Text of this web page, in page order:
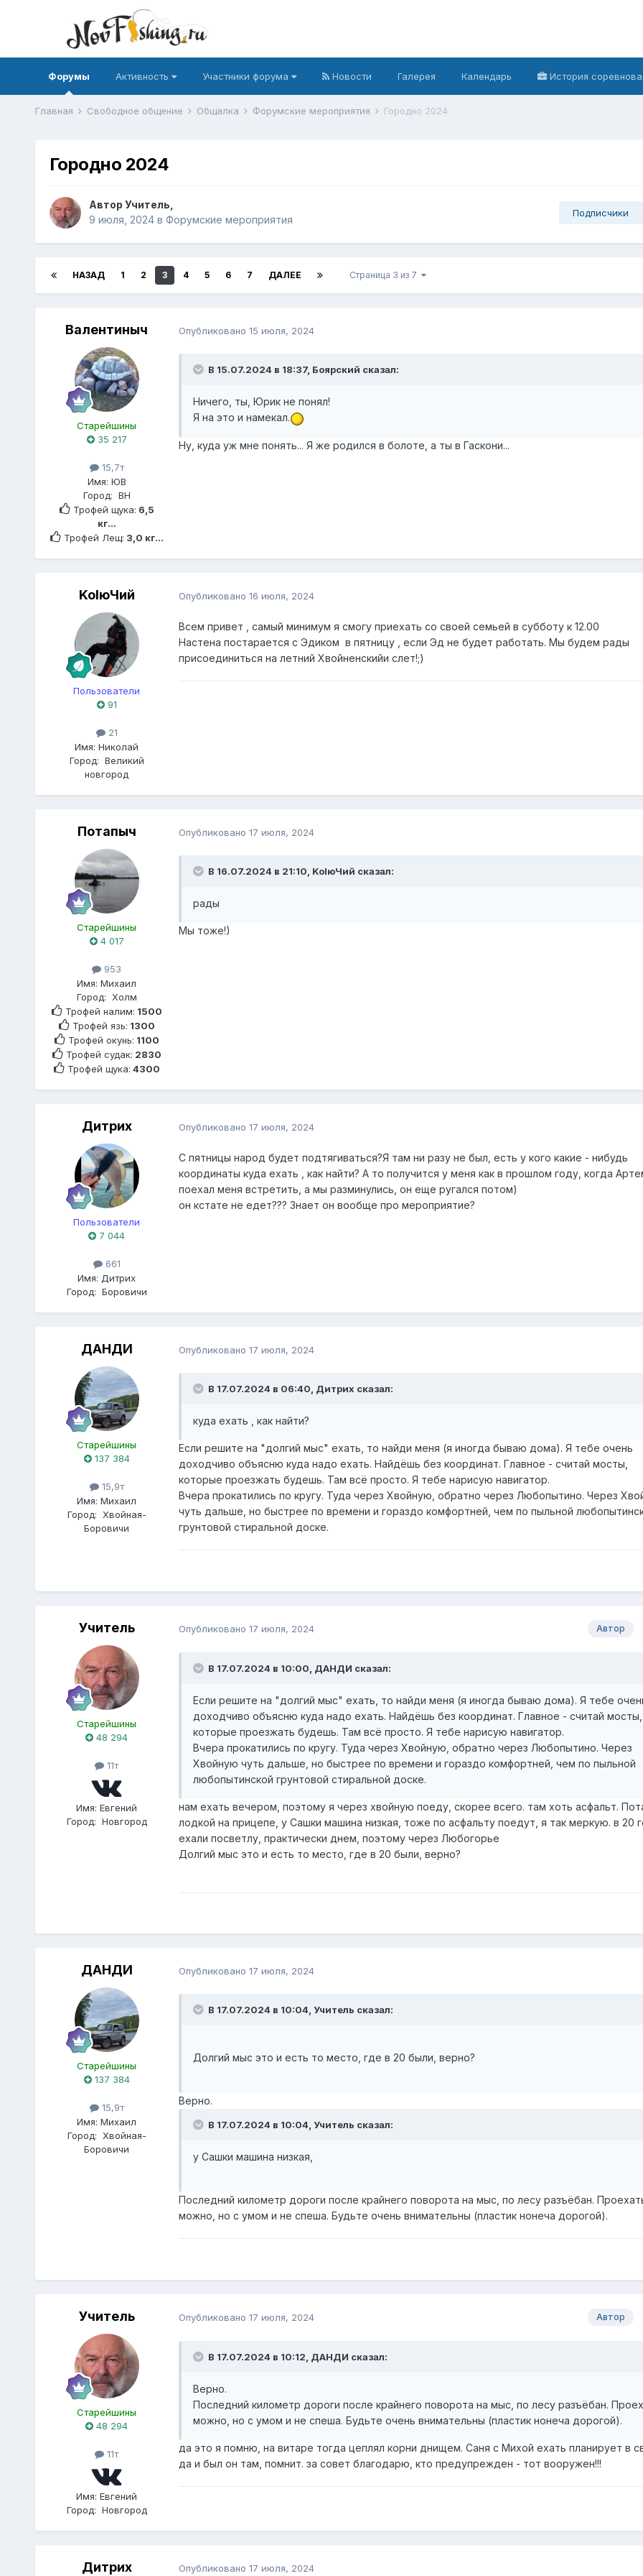
Форумы Активность Участники форума Новости Галерея Календарь История
Главная Свободное общение Общалка Форумские мероприятия Городно 2024
Городно 2024
Автор Учитель
9 июля, 2024в Форумские мероприятия
Подписчики
НАЗАД 1 2 3 4 5 6 7 ДАЛЕЕ Страница 3 из 7
Валентиныч
Старейшины
35 217
15,7т
Имя: ЮВ
Город: ВН
Трофей щука: 6,5
кг...
Трофей Лещ: 3,0 кг...
Опубликовано 15 июля, 2024
В 15.07.2024 в 18:37, Боярский сказал:
Ничего, ты, Юрик не понял!
Я на это и намекал.
Ну, куда уж мне понять... Я же родился в болоте, а ты в Гаскони...
KolюЧий
Пользователи
91
21
Имя:Николай
Город: Великий
новгород
Опубликовано 16 июля, 2024
Всем привет , самый минимум я смогу приехать со своей семьей в субботу к 12.00
Настена постарается с Эдиком в пятницу , если Эд не будет работать. Мы будем рады
присоединиться на летний Хвойненскийи слет!;)
Потапыч
Старейшины
4 017
953
Имя:Михаил
Город: Холм
Трофей налим: 1500
Трофей язь: 1300
Трофей окунь: 1100
Трофей судак: 2830
Трофей щука: 4300
Опубликовано 17 июля, 2024
В 16.07.2024 в 21:10, KolюЧий сказал:
рады
Мы тоже!)
Дитрих
Пользователи
7 044
661
Имя: Дитрих
Город: Боровичи
Опубликовано 17 июля, 2024
С пятницы народ будет подтягиваться?Я там ни разу не был, есть у кого какие - нибудь
координаты куда ехать , как найти? А то получится у меня как в прошлом году, когда
поехал меня встретить, а мы разминулись, он еще ругался потом)
он кстате не едет??? Знает он вообще про мероприятие?
ДАНДИ
Старейшины
137 384
15,9т
Имя:Михаил
Город: Хвойная-
Боровичи
Опубликовано 17 июля, 2024
В 17.07.2024 в 06:40, Дитрих сказал:
куда ехать , как найти?
Если решите на "долгий мыс" ехать, то найди меня (я иногда бываю дома). Я тебе очень
доходчиво объясню куда надо ехать. Найдёшь без координат. Главное - считай мосты,
которые проезжать будешь. Там всё просто. Я тебе нарисую навигатор.
Вчера прокатились по кругу. Туда через Хвойную, обратно через Любопытино. Через
чуть дальше, но быстрее по времени и гораздо комфортней, чем по пыльной
грунтовой стиральной доске.
Учитель
Старейшины
48 294
11т
Имя:Евгений
Город: Новгород
Автор
Опубликовано 17 июля, 2024
В 17.07.2024 в 10:00, ДАНДИ сказал:
Если решите на "долгий мыс" ехать, то найди меня (я иногда бываю дома). Я тебе
доходчиво объясню куда надо ехать. Найдёшь без координат. Главное - считай мосты,
которые проезжать будешь. Там всё просто. Я тебе нарисую навигатор.
Вчера прокатились по кругу. Туда через Хвойную, обратно через Любопытино. Через
Хвойную чуть дальше, но быстрее по времени и гораздо комфортней, чем по пыльной
любопытинской грунтовой стиральной доске.
нам ехать вечером, поэтому я через хвойную поеду, скорее всего. там хоть асфальт.
лодкой на прицепе, у Сашки машина низкая, тоже по асфальту поедут, я так меркую. в 20
ехали посветлу, практически днем, поэтому через Любогорье
Долгий мыс это и есть то место, где в 20 были, верно?
ДАНДИ
Старейшины
137 384
15,9т
Имя:Михаил
Город: Хвойная-
Боровичи
Опубликовано 17 июля, 2024
В 17.07.2024 в 10:04, Учитель сказал:
Долгий мыс это и есть то место, где в 20 были, верно?
Верно.
В 17.07.2024 в 10:04, Учитель сказал:
у Сашки машина низкая,
Последний километр дороги после крайнего поворота на мыс, по лесу разъёбан.
можно, но с умом и не спеша. Будьте очень внимательны (пластик нонеча дорогой).
Учитель
Старейшины
48 294
11т
Имя:Евгений
Город: Новгород
Автор
Опубликовано 17 июля, 2024
В 17.07.2024 в 10:12, ДАНДИ сказал:
Верно.
Последний километр дороги после крайнего поворота на мыс, по лесу разъёбан.
можно, но с умом и не спеша. Будьте очень внимательны (пластик нонеча дорогой).
да это я помню, на витаре тогда цеплял корни днищем. Саня с Михой ехать планирует в
да и был он там, помнит. за совет благодарю, кто предупрежден - тот вооружен!!!
Дитрих Опубликовано 17 июля, 2024